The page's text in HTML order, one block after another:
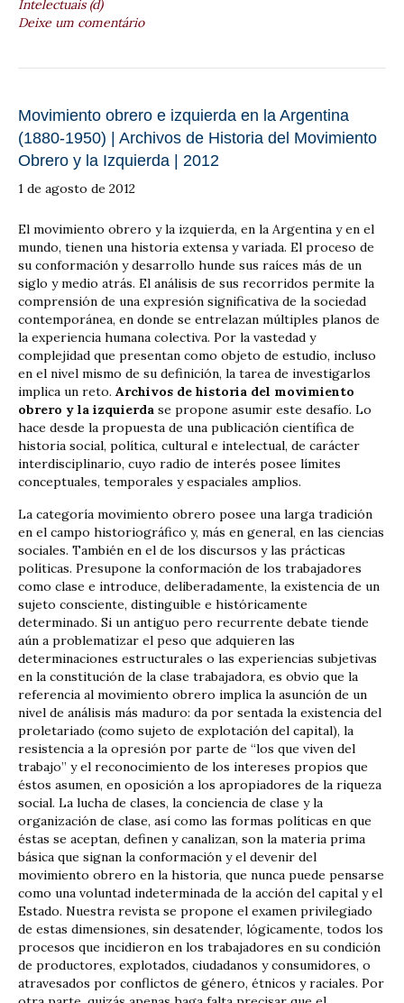
Intelectuais (d)
Deixe um comentário
Movimiento obrero e izquierda en la Argentina
(1880-1950) | Archivos de Historia del Movimiento
Obrero y la Izquierda | 2012
1 de agosto de 2012
El movimiento obrero y la izquierda, en la Argentina y en el
mundo, tienen una historia extensa y variada. El proceso de
su conformación y desarrollo hunde sus raíces más de un
siglo y medio atrás. El análisis de sus recorridos permite la
comprensión de una expresión significativa de la sociedad
contemporánea, en donde se entrelazan múltiples planos de
la experiencia humana colectiva. Por la vastedad y
complejidad que presentan como objeto de estudio, incluso
en el nivel mismo de su definición, la tarea de investigarlos
implica un reto. Archivos de historia del movimiento
obrero y la izquierda se propone asumir este desafío. Lo
hace desde la propuesta de una publicación científica de
historia social, política, cultural e intelectual, de carácter
interdisciplinario, cuyo radio de interés posee límites
conceptuales, temporales y espaciales amplios.
La categoría movimiento obrero posee una larga tradición
en el campo historiográfico y, más en general, en las ciencias
sociales. También en el de los discursos y las prácticas
políticas. Presupone la conformación de los trabajadores
como clase e introduce, deliberadamente, la existencia de un
sujeto consciente, distinguible e históricamente
determinado. Si un antiguo pero recurrente debate tiende
aún a problematizar el peso que adquieren las
determinaciones estructurales o las experiencias subjetivas
en la constitución de la clase trabajadora, es obvio que la
referencia al movimiento obrero implica la asunción de un
nivel de análisis más maduro: da por sentada la existencia del
proletariado (como sujeto de explotación del capital), la
resistencia a la opresión por parte de “los que viven del
trabajo” y el reconocimiento de los intereses propios que
éstos asumen, en oposición a los apropiadores de la riqueza
social. La lucha de clases, la conciencia de clase y la
organización de clase, así como las formas políticas en que
éstas se aceptan, definen y canalizan, son la materia prima
básica que signan la conformación y el devenir del
movimiento obrero en la historia, que nunca puede pensarse
como una voluntad indeterminada de la acción del capital y el
Estado. Nuestra revista se propone el examen privilegiado
de estas dimensiones, sin desatender, lógicamente, todos los
procesos que incidieron en los trabajadores en su condición
de productores, explotados, ciudadanos y consumidores, o
atravesados por conflictos de género, étnicos y raciales. Por